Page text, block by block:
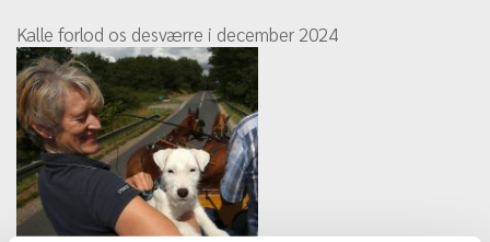
Kalle forlod os desværre i december 2024